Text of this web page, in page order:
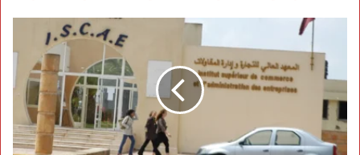
خوصصة
ISCAE
تفجر
غضبًا
سياسيًا
ضد
حكومة
أخنوش